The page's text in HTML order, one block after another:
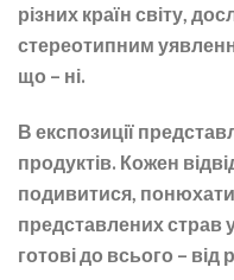
різних країн світу,
стереотипним
що – ні.
В експозиції
продуктів. Кожен
подивитися, понюхати
представлених страв
готові до всього – від